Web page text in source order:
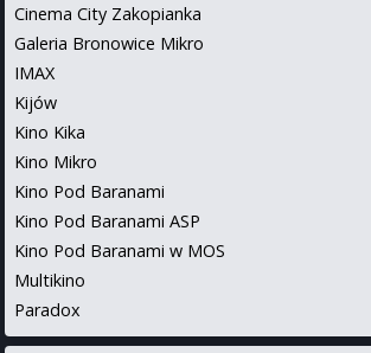
Cinema City Zakopianka
Galeria Bronowice Mikro
IMAX
Kijów
Kino Kika
Kino Mikro
Kino Pod Baranami
Kino Pod Baranami ASP
Kino Pod Baranami w MOS
Multikino
Paradox